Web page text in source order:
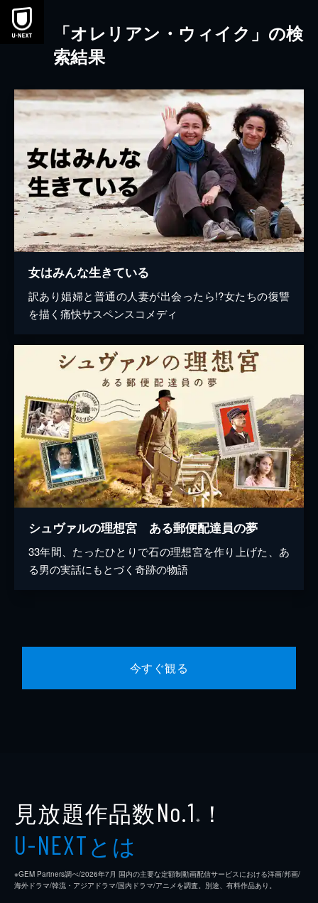
本文へスキップ
「オレリアン・ウィイク」の検
索結果
女はみんな生きている
訳あり娼婦と普通の人妻が出会ったら!?女たちの復讐
を描く痛快サスペンスコメディ
シュヴァルの理想宮 ある郵便配達員の夢
33年間、たったひとりで石の理想宮を作り上げた、あ
る男の実話にもとづく奇跡の物語
今すぐ観る
見放題作品数No.1 ※ ！
U-NEXTとは
※GEM Partners調べ/2026年7⽉ 国内の主要な定額制動画配信サービスにおける洋画/邦画/
海外ドラマ/韓流・アジアドラマ/国内ドラマ/アニメを調査。別途、有料作品あり。